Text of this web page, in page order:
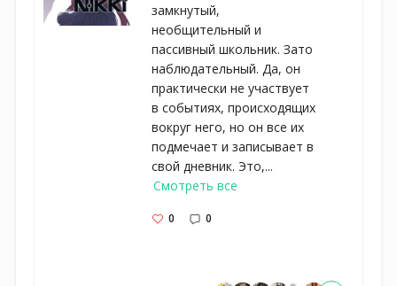
замкнутый,
необщительный и
пассивный школьник. Зато
наблюдательный. Да, он
практически не участвует
в событиях, происходящих
вокруг него, но он все их
подмечает и записывает в
свой дневник. Это,...
Смотреть все
0 0